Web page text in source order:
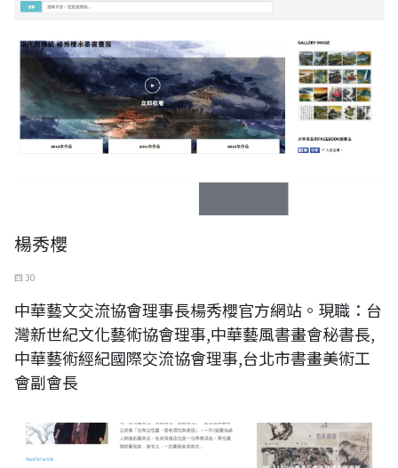
楊秀櫻
四 30
中華藝文交流協會理事長楊秀櫻官方網站。現職：台
灣新世紀文化藝術協會理事,中華藝風書畫會秘書長,
中華藝術經紀國際交流協會理事,台北市書畫美術工
會副會長